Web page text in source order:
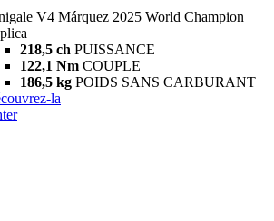
V4 Márquez 2025 World Champion
218,5 ch PUISSANCE
122,1 Nm COUPLE
186,5 kg POIDS SANS CARBURANT
la